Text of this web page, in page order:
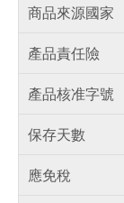
商品來源國家
產品責任險
產品核准字號
保存天數
應免稅